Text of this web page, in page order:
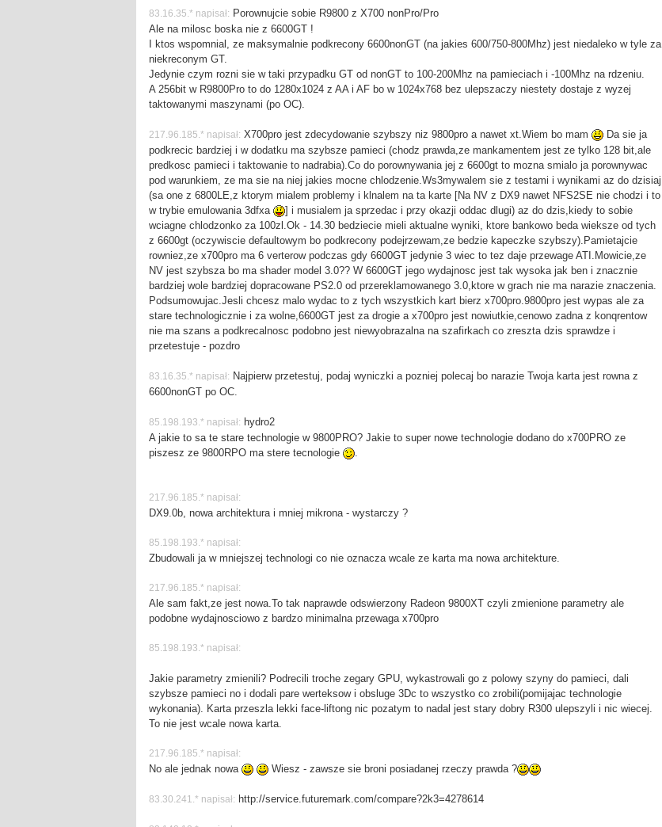
83.16.35.* napisał: Porownujcie sobie R9800 z X700 nonPro/Pro
Ale na milosc boska nie z 6600GT !
I ktos wspomnial, ze maksymalnie podkrecony 6600nonGT (na jakies 600/750-800Mhz) jest niedaleko w tyle za
niekreconym GT.
Jedynie czym rozni sie w taki przypadku GT od nonGT to 100-200Mhz na pamieciach i -100Mhz na rdzeniu.
A 256bit w R9800Pro to do 1280x1024 z AA i AF bo w 1024x768 bez ulepszaczy niestety dostaje z wyzej
taktowanymi maszynami (po OC).
217.96.185.* napisał: X700pro jest zdecydowanie szybszy niz 9800pro a nawet xt.Wiem bo mam
Da sie ja
podkrecic bardziej i w dodatku ma szybsze pamieci (chodz prawda,ze mankamentem jest ze tylko 128 bit,ale
predkosc pamieci i taktowanie to nadrabia).Co do porownywania jej z 6600gt to mozna smialo ja porownywac
pod warunkiem, ze ma sie na niej jakies mocne chlodzenie.Ws3mywalem sie z testami i wynikami az do dzisiaj
(sa one z 6800LE,z ktorym mialem problemy i klnalem na ta karte [Na NV z DX9 nawet NFS2SE nie chodzi i to
w trybie emulowania 3dfxa
] i musialem ja sprzedac i przy okazji oddac dlugi) az do dzis,kiedy to sobie
wciagne chlodzonko za 100zl.Ok - 14.30 bedziecie mieli aktualne wyniki, ktore bankowo beda wieksze od tych
z 6600gt (oczywiscie defaultowym bo podkrecony podejrzewam,ze bedzie kapeczke szybszy).Pamietajcie
rowniez,ze x700pro ma 6 verterow podczas gdy 6600GT jedynie 3 wiec to tez daje przewage ATI.Mowicie,ze
NV jest szybsza bo ma shader model 3.0?? W 6600GT jego wydajnosc jest tak wysoka jak ben i znacznie
bardziej wole bardziej dopracowane PS2.0 od przereklamowanego 3.0,ktore w grach nie ma narazie znaczenia.
Podsumowujac.Jesli chcesz malo wydac to z tych wszystkich kart bierz x700pro.9800pro jest wypas ale za
stare technologicznie i za wolne,6600GT jest za drogie a x700pro jest nowiutkie,cenowo zadna z konqrentow
nie ma szans a podkrecalnosc podobno jest niewyobrazalna na szafirkach co zreszta dzis sprawdze i
przetestuje - pozdro
83.16.35.* napisał: Najpierw przetestuj, podaj wyniczki a pozniej polecaj bo narazie Twoja karta jest rowna z
6600nonGT po OC.
85.198.193.* napisał: hydro2
A jakie to sa te stare technologie w 9800PRO? Jakie to super nowe technologie dodano do x700PRO ze
piszesz ze 9800RPO ma stere tecnologie
217.96.185.* napisał:
DX9.0b, nowa architektura i mniej mikrona - wystarczy ?
85.198.193.* napisał:
Zbudowali ja w mniejszej technologi co nie oznacza wcale ze karta ma nowa architekture.
217.96.185.* napisał:
Ale sam fakt,ze jest nowa.To tak naprawde odswierzony Radeon 9800XT czyli zmienione parametry ale
podobne wydajnosciowo z bardzo minimalna przewaga x700pro
85.198.193.* napisał:
Jakie parametry zmienili? Podrecili troche zegary GPU, wykastrowali go z polowy szyny do pamieci, dali
szybsze pamieci no i dodali pare werteksow i obsluge 3Dc to wszystko co zrobili(pomijajac technologie
wykonania). Karta przeszla lekki face-liftong nic pozatym to nadal jest stary dobry R300 ulepszyli i nic wiecej.
To nie jest wcale nowa karta.
217.96.185.* napisał:
No ale jednak nowa Wiesz - zawsze sie broni posiadanej rzeczy prawda ?
83.30.241.* napisał: http://service.futuremark.com/compare?2k3=4278614